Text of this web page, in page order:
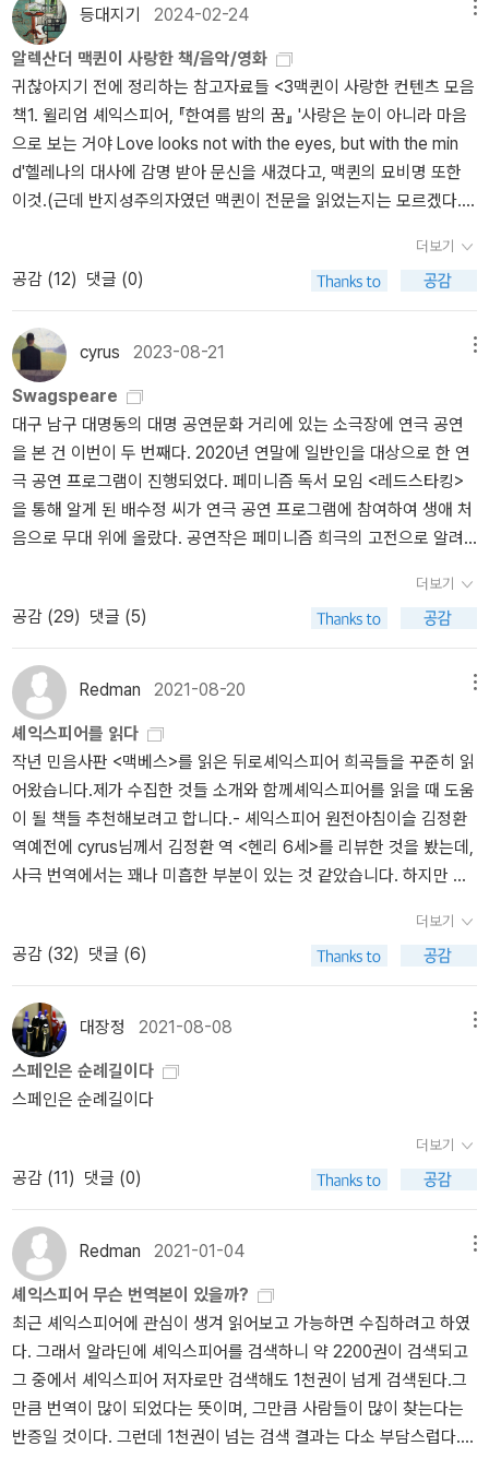
h Night)>,<베니스의 상인 (The Merchant of Venice)>,<뜻대로 하
세요 (As You Like It)>,<한여름 밤의 꿈 (A Midsummer Night`s D
ream)>같은 작품에서 드러난 모티브를 차용해서 만든 이미지의 로
맨틱 패션을 말한다. 17세기풍의 중세적인 모티브를 특징으로, 이를
테면 퍼프 슬리브나 레이스 장식, 리본 테이프 등의 디테일을 가진 티
어드 스커트나 드레스, 블라우스 같은 아이템에서 찾아 볼 수 있다.어
떤 글을 보면 4대 비극과는 달리 5대 희극은 출판사의 상업적인 목적
과 맞닿아 있으며, 4대 비극처럼 비평적 관점에서 분류한 것이 아니
라고 단순하게 설명하는 부분도 있다. 아무래도 인간의 본성과 한계
영화를 보는 관객이든 문화를 향유하는 관점에서는 슬픈 이야기가 훨
쨌든 독자인 내 입장에서도 셰익스피어의 4대 비극은 한 번 읽고 난
후 세세한 부분까지는 아니더라도 이야기 하나하나가 뚜렷이 구분은
갔었는데 5대 희극은 비교적 독특한 줄거리를 가지고 있는 말괄량이
길들이기나 베니스의 상인을 제외하면 나머지 3개의 희극은 비슷비
슷하게 느껴졌었다. 비슷비슷하게 느껴졌다는 것은 특별한 매력도 느
끼지 못했기 때문일 것이다. 한여름 밤의 꿈. 한. 여름. 밤. 꿈. 여섯 글
자의 짧은 제목인데 단어 하나하나가 그야말로 로맨틱하다. 낭만은
넘쳐나는데 등장인물이 많아서 어지럽다. 등장인물테세우스: 아테네
의 공작이지우스: 허미아의 아버지라이센더 / 드미트리우스: 허미아
를 사랑하는 두 청년필로스트레이트: 테세우스의 연예부장히폴리타:
우스의 딸헬레나: 드미트리우스를 사랑하는 아가씨오베론: 요정의 왕
티타니아: 요정의 여왕퍽 또는 로빈 굿펠로완두꽃 / 거미줄 / 티끌 /
겨자씨: 요정들퀸스: 목수 (막간극에서) 서두역바틈: 베틀장이 (막간
극에서) 피라무스플루트: 풀무장이 (막간극에서) 디스비스나우트: 땜
장이 (막간극에서) 벽스넉: 가구장이 (막간극에서) 사자스타블링: 양
복장이 (막간극에서) 달빛오베론 왕과 티타니아 여왕을 시중드는 요
정들 및 테세우스와 히폴리타의 시종들장소: 아테네와 그 근처의 숲
기본적으로 네 커플, 여덟 명의 남녀가 등장하는 데 사랑의 작대기가
엉켜서 보다 보면 어차피 결말은 다 알겠고 그런데 왜 이렇게 중간 과
정이 긴장감 없이 꼬이기만 잔뜩 꼬였나 하는 생각이 든다. 좀 더 어렸
을 때 이 책을 읽는 과정이 그다지 유쾌하지 않았던 것은, 절대적이고
으로 인해 어처구니없는 결말로 가는 것 같다가, 그 해결도 별다른 노
력 없이 다소 황당하고 김빠지게 제자리를 찾았기 때문이었다. 즉, 사
랑이라고 하는 고귀한 감정이 이렇게 쉽게 옮겨가고 사라진다는 것에
대해 불편함을 느꼈기 때문이라는 것을 이제야 뒤늦게 알 것 같다. 지
정한 것처럼 보여도, 이 사랑은 그리 오래 지속되지는 않는다는 것이
너무나 사실이라는 점, 그리고 그 본질을 셰익스피어가 날카롭게 꿰
이것들은 먼 산이 구름이 된 것처럼 조그맣고 식별이 불가능한 것 같
아.허미아 난 쪼개진 눈으로 이것들을 본다고 생각해. 모든 게 다 둘로
보이니까.헬레나 나도 그래. 드미트리우스는 내가 주은 보석 같아. 내
건데 내 건 아냐.드미트리우스 우리가 확실히 깨 있긴 한 거야? 난 아
직도 우리가 잠자고 꿈꾸는 것 같아. 공작님이 여기에 계셨고 우리에
게 따라오라 하신 것 같지 않아?허미아 맞아. 아버님도.헬레나 히콜리
타도 계셨어.라이샌더 그리고 신전으로 따라오라 명하셨어.드미트리
우스 그렇다면 우린 깼어. 공작님을 따라가자. 가는 길에 우리 꿈을 자
하다 한 장 구매하고.우리는 이미 여러 번 와서 출판사별/시리즈별 서
가의 위치를 대충 알기에(위치가 거의 바뀌지 않았다) 30분 이내 10
권 정도의 책을 골라 나오는 것을 목표로 하고 들어갔는데, 사람이 너
무 많아서 움직이기 힘든 수준^^ <찻집> 중국 희곡은 읽어보지 않았
고, 얇아서 골랐다. <반항하는 인간> <시지프 신화>는 세문 알베르
까뮈 다 읽어보려고 샀다. <페스트>와 <이방인>은 읽었고, <안과 겉,
결혼, 여름>은 북클럽 선택 도서로 신청해둔 상태라 나머지 2권 샀다.
소설이 아니라 철학 에세이라 과연 언제 읽을지? <베니스의 상인> <
고 희극은 하나도 없길래, 7월에 <베니스의 상인> 연극 예매해 두기
도 해서, 원작으로 다시 읽어보려고 샀다. 역시 희곡은 얇아서 좋다. <
결핍으로 달콤하게> <그리스 신화> <메데이아> 3권은 인문학 클래
식 시리즈다. <메데이아>에 관심이 있어 구매하려다 옆에 있는 2권
도 골랐다. 책 편집이 아주 널널해서 금방 읽을 것 같다. <잃시찾 3>
결제하려고 줄을 서있다가 옆에 잃시찾 서가가 보여서 한 권 가져왔
다(2권 사려다 1권만). 아직 1, 2권도 사두고 안 읽었지만. <문학을 부
수는 문학들> 재작년 <한국 여성문학 선집> 오혜진 평론가 강의 들
을 때 살까 하던 책이었는데 이번에 구매했다. 2018년에 나온 책인데
표지 디자인이나 책 편집이 2008년 아니 98년 느낌이다. 일부러 올
드하게 만든 것인가?? <2001 스페이스 오디세이> <듄 1>은 역시 내
책이 아니고 남편이 고른 책이다. 우리 집 유일한 SF 마니아(?). 이미
3 영화 나오면 다시 읽겠다고.책탑이 역광이라 어둡네. 티셔츠는
늘이 있어 아주 덥진 않았다.
등대지기 2024-02-24
알렉산더 맥퀸이 사랑한 책/음악/영화
귀찮아지기 전에 정리하는 참고자료들 <3맥퀸이 사랑한 컨텐츠 모음
책1. 윌리엄 셰익스피어, 『한여름 밤의 꿈』 '사랑은 눈이 아니라 마음
으로 보는 거야 Love looks not with the eyes, but with the min
d'헬레나의 대사에 감명 받아 문신을 새겼다고, 맥퀸의 묘비명 또한
이것.(근데 반지성주의자였던 맥퀸이 전문을 읽었는지는 모르겠다.)
우리의 접점 발견3. 사드 후작, 『소돔의 120일』 맥퀸 최애소설2맥퀸
답다(...)사드 후작 책은 영 취향이 아닌데,워크룸프레스 디자인이 예
뻐서 들일까 사알짝 고민4. 맥도웰, 『맥도웰의 20세기 패션 안내서
Mcdowell's Directory of Twentieth Century Fashion』이건 번역
이 안된모양. 아마존 직구만 되는 것 같다 흑흑5. 화가 볼페 폰 렌키에
비츠의 작품을 담은 『인간의 유래』-읽었는지는 모르겠고, 유언을 메
모로 남긴 책.+) 크리스 버드는 맥퀸의 작품이 사드의 소설 중 『쥐스
킨, 또는 미덕의 불행』, 『쥘리에트 이야기, 또는 악덕의 번영』을 닮았
다고 생각했다고.영화1. 히치콕 <새>안좋아하는게 더 이상할 거 같
다. 맥퀸다움.2. 루이스 부뉴엘, <세브린느>맥퀸 왈, '부뉴엘 영화의
테마를 따와서 긴 드레스로 이 세상의 것 같지 않은 미묘한 뭔가를 만
혀 있던 인생의 조각을 발견하는 거죠. 이런 이야기에는 섹슈얼리티
를 자극하는 요소가 많아요.'(193)3. <악마의 키스>데이빗 보위랑 카
트린 드뇌브가 출연하는 뱀파이어 영화.보위와 맥퀸이 교류한 모양인
데 그사세 친목질 넘 재미있다.4. 사랑의 악마프랜시스 베이컨에 관
한 영화, 아주 좋아했다고. 5. 제임스 캐머런 감독의 <심연 The Abys
s>(1989)다이빙과 바다를 좋아했던 맥퀸음악-영화 <악마의 키스>
사운드트랙「Bela Lugosi's Dead」「Duo des Fleurs」-레이디 가가 「B
ad Romance」(이건 책 확인한게 아니라 어렴풋,,,)참고로 레이디 가
가의 명곡 Born this way에 대해 가가는 맥퀸이 자기 뇌속으로 들어
와서 쓴 곡 같다고 묘사+사진/그림/건축 등 예술-사진작가 조엘피터
위트킨 Joel-Peter Witkin 맥퀸답다...-초현실주의 예술가 한스 벨머
Hans Bellmer 맥퀸답다 22-리처드 윌스Richard Wilson의 설치미술
에게 둘러싸인 성모와 아기 예수 La Vierge et l'Enfant Entoures
럼 멋있었던 건축물'로 꼽음-프랑스 화가 폴 들라료슈의 「레이디 제인
그레이의 처형」+) 제일 중요한 것.디자이너 이브 생 로랑의 팬, 얼마
나 팬인지 입생로랑의 영입 제안도 거절. 너무 팬이라 망치기 두려웠
다고.너와 나의 공통점 22피에르 베르제가 쓴 『나의 이브 생 로랑에
게』 읽은 이후로 이브 생 로랑을 마치 전애인처럼 여기게 되어버렸는
데(...) 맥퀸도 팬이라고 해서 반가웠다.+) 패션 디자이너 평전/전기
읽을때의 최대 단점굿즈 수집마냥 명품을 사고 싶어진다.한동안 생로
랑 가방 사고 싶어서 끙끙거렸는데 이제는 맥퀸앓이하게 생겼다ㅜ
더보기
공감 (12) 댓글 (0)
cyrus 2023-08-21
Swagspeare
대구 남구 대명동의 대명 공연문화 거리에 있는 소극장에 연극 공연
을 본 건 이번이 두 번째다. 2020년 연말에 일반인을 대상으로 한 연
극 공연 프로그램이 진행되었다. 페미니즘 독서 모임 <레드스타킹>
을 통해 알게 된 배수정 씨가 연극 공연 프로그램에 참여하여 생애 처
음으로 무대 위에 올랐다. 공연작은 페미니즘 희극의 고전으로 알려
의 집》 (민음사, 2010년)수정 씨는 주인공 노라(Nora)를 맡았다. 공
연을 보기 전에 대구 동네 책방 <서재를 탐하다>에 가서 《인형의 집》
을 사서 읽었다. 그런데, 그런데 인상 깊었던 《인형의 집》 공연 감상
문을 쓰지 않았다. 그날 내가 미망(迷妄)에 빠졌구먼.서점 <일글책>
에서 진행되는 고전 읽기 모임은 매주 토요일에 한다. <일글책>은 대
명 공연문화 거리 근처에 있다. 서점 주인장은 연극 공연을 즐겨 본다.
지난주 토요일에 고전 읽기 모임 회원들과 함께 <우전 소극장>에서
열린 셰익스피어(William Shakespeare)의 희극 《한여름 밤의 꿈》
을 봤다. * 윌리엄 셰익스피어, 최종철 옮김 《한여름 밤의 꿈》 (민음
사, 2008년) [셰익스피어 희곡 전집 출간 400주년 기념 에디션]*
윌리엄 셰익스피어, 최종철 옮김 《한여름 밤의 꿈》 (민음사, 2023년)
학교출판부 지식출판원, 2018년)책벌레인 나는 무대 위의 희극을 제
대로 맛보고 싶어서 애피타이저로 종이 위의 희극을 눈으로 먹었다.
2019년 8월 마지막 목요일 밤이었지. 그날에 <우주지감-나를 관통
하는 책 읽기> 모임이 진행되었는데 선정 도서가 《한여름 밤의 꿈》이
었다. 번역본은 민음사 판본이었다. 민음사 판본의 대사는 운문 형식
으로 이루어진 원작의 맛을 느낄 수 있게 번역되었다. 역자에 따르면
희극의 시적 대사는 음악성을 효과적으로 전달할 수 있다. 하지만 소
리 내어 읽어 보면 생생함이 느껴지지 않는 대사들이 있다. 민음사 판
다. * 윌리엄 셰익스피어, 오세곤 옮김 《한여름 밤의 꿈》(예니, 1999
좋다. 연극계의 원로 오세곤이 번역한 《한여름 밤의 꿈》은 출간된 지
꽤 오래됐다. 하지만 종이 극장을 펼치면 극 중 인물들의 대사가 눈앞
에서 살아 움직인다. 오세곤이 번역한 대사는 전체적으로 간결하며
감탄사가 많이 나온다. 24년이나 지났는데도 대사가 극 중 인물이 되
어 여전히 열연을 펼치고 있다.‘극단 폼’이 제작한 《한여름 밤의
꿈》 배우들의 연기 폼이 미쳤다. 동작과 대사 모두가 통통 튀고 발랄
했다. 관객들이 단번에 알아들을 수 있는 신조어나 재미있는 표현을
적절히 섞은 대사는 《한여름 밤의 꿈》 줄거리를 잘 모르거나 연극 공
더보기
공감 (29) 댓글 (5)
Redman 2021-08-20
셰익스피어를 읽다
작년 민음사판 <맥베스>를 읽은 뒤로셰익스피어 희곡들을 꾸준히 읽
어왔습니다.제가 수집한 것들 소개와 함께셰익스피어를 읽을 때 도움
이 될 책들 추천해보려고 합니다.- 셰익스피어 원전아침이슬 김정환
역예전에 cyrus님께서 김정환 역 <헨리 6세>를 리뷰한 것을 봤는데,
사극 번역에서는 꽤나 미흡한 부분이 있는 것 같았습니다. 하지만 희
베스의 대사 중 'unsex '를 '내 성을 취소시켜라'라고 번역한 것을 보
고, 상당히 고심해서 번역했단 걸 느낄 수 있었습니다.아쉬운 건 각주
를 전혀 달지 않았다는 것과 해설이 좀 부실하다는 것?현재 제가 구매
한 것은 이렇습니다 민음사 최종철 역민음사 최종철 역은 도서관에서
빌려 <맥베스> <한여름 밤의 꿈> <오셀로> 등을 읽었는데,번역은 아
무래도 호불호가 갈릴 스타일입니다.하지만 주석과 작품 해설이 꽤
쓸만합니다. 펭귄클래식 '펭귄북스 오리지널 디자인 4대 비극' 세트최
로 되어 있어좀 더 읽기 수월합니다. 주석도 꼼꼼하게 잘 달려있습니
다.그리고 특별판 세트를 구매하면, <4대 비극의 탄생과 숨겨진 의미
>라는 문고본도 같이 오는데권위 있는 셰익스피어 학자들의 해설과
각 비극의 공연 역사가 포함되어 있습니다. 단점은 세트는 품절되어
구하기 어렵다는 것 펭귄클래식에서 편집한 4대 비극과 4대 희극입
니다. 아직 원어로 전집을 사기에는 이른 것 같아 선집만이라도 구매
했습니다.셰익스피어에 어느 정도 익숙해지면차분히 번역본과 비교
하며 읽기 좋을 것 같습니다.국내에 셰익스피어 번역본은 많지만, 다
구매하기보다는김정환 역을 기본으로 해서 다른 번역본으로 보완하
면 좋을 것 같습니다.- 셰익스피어 관련 서적 <셰익스피어 깊이 읽기
>몇달전에 리뷰도 썼던 추천하는 셰익스피어 입문서입니다.원서는
더보기
공감 (32) 댓글 (6)
대장정 2021-08-08
스페인은 순례길이다
스페인은 순례길이다
더보기
공감 (11) 댓글 (0)
Redman 2021-01-04
셰익스피어 무슨 번역본이 있을까?
최근 셰익스피어에 관심이 생겨 읽어보고 가능하면 수집하려고 하였
다. 그래서 알라딘에 셰익스피어를 검색하니 약 2200권이 검색되고
그 중에서 셰익스피어 저자로만 검색해도 1천권이 넘게 검색된다.그
만큼 번역이 많이 되었다는 뜻이며, 그만큼 사람들이 많이 찾는다는
반증일 것이다. 그런데 1천권이 넘는 검색 결과는 다소 부담스럽다.